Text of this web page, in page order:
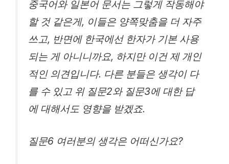
중국어와 일본어 문서는 그렇게 작동해야
할 것 같은게, 이들은 양쪽맞춤을 더 자주
쓰고, 반면에 한국에선 한자가 기본 사용
되는 게 아니니까요, 하지만 이건 제 개인
적인 의견입니다. 다른 분들은 생각이 다
를 수 있고 위 질문2와 질문3에 대한 답
에 대해서도 영향을 받겠죠.
질문6 여러분의 생각은 어떠신가요?